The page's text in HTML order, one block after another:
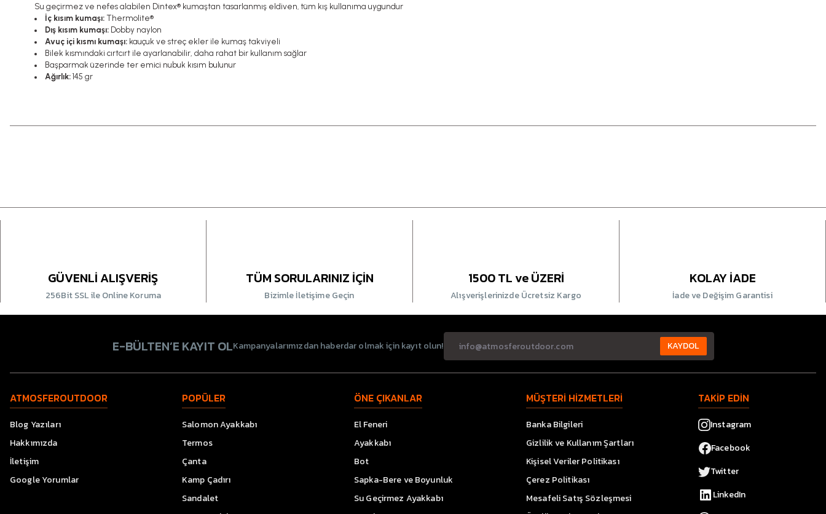
Su geçirmezve nefes alabilen Dintex® kumaştan tasarlanmış eldiven, tüm kış kullanıma uygundur
İç kısım kumaşı:Thermolite®
Dış kısım kumaşı: Dobby naylon
Avuç içi kısmı kumaşı: kauçuk ve streç ekler ile kumaş takviyeli
Bilek kısmındaki cırtcırt ile ayarlanabilir, daha rahat bir kullanım sağlar
Başparmak üzerinde ter emici nubuk kısım bulunur
Ağırlık:145 gr
GÜVENLİ ALIŞVERİŞ
256Bit SSL ile Online Koruma
TÜM SORULARINIZ İÇİN
Bizimle İletişime Geçin
1500 TL ve ÜZERİ
Alışverişlerinizde Ücretsiz Kargo
KOLAY İADE
İade ve Değişim Garantisi
E-BÜLTEN’E KAYIT OLKampanyalarımızdan haberdar olmak için kayıt olun! KAYDOL
ATMOSFEROUTDOOR
Blog Yazıları
Hakkımızda
İletişim
Google Yorumlar
POPÜLER
Salomon Ayakkabı
Termos
Çanta
Kamp Çadırı
Sandalet
ÖNE ÇIKANLAR
El Feneri
Ayakkabı
Bot
Sapka-Bere ve Boyunluk
Su Geçirmez Ayakkabı
MÜŞTERİ HİZMETLERİ
Banka Bilgileri
Gizlilik ve Kullanım Şartları
Kişisel Veriler Politikası
Çerez Politikası
Mesafeli Satış Sözleşmesi
TAKİP EDİN
Instagram
Facebook
Twitter
LinkedIn